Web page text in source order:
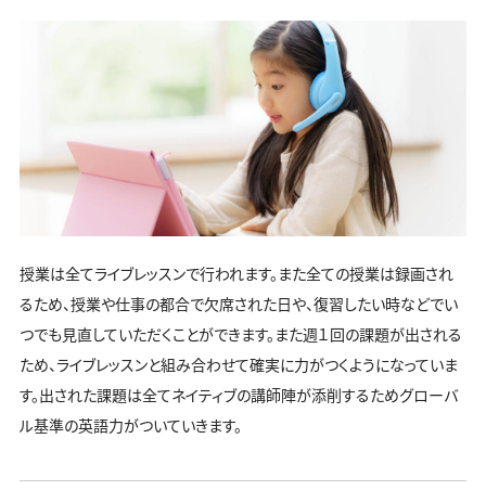
授業は全てライブレッスンで行われます。また全ての授業は録画され
るため、授業や仕事の都合で欠席された日や、復習したい時などでい
つでも見直していただくことができます。また週１回の課題が出される
ため、ライブレッスンと組み合わせて確実に力がつくようになっていま
す。出された課題は全てネイティブの講師陣が添削するためグローバ
ル基準の英語力がついていきます。